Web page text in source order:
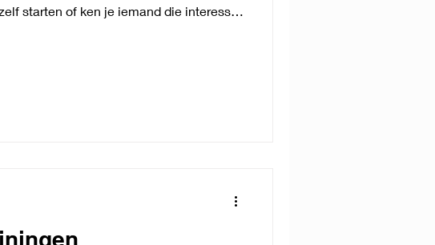
starten of ken je iemand die interesse